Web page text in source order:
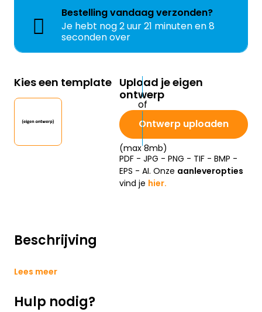
Beschrijving
Lees meer
Hulp nodig?
Bestellingvandaagverzonden?
Je hebt nog2 uur 21 minuten en 8
seconden over
Kies een template Upload je eigen
ontwerp
Ontwerp uploaden
(max 8mb)
PDF - JPG - PNG - TIF - BMP -
EPS - AI. Onze aanleveropties
vind je hier.